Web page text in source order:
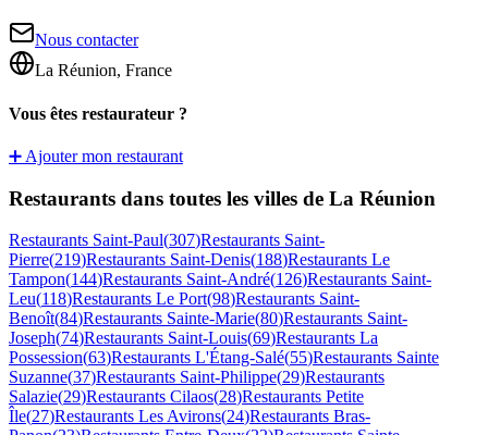
Nous contacter
La Réunion, France
Vous êtes restaurateur ?
➕ Ajouter mon restaurant
Restaurants dans toutes les villes de La Réunion
Restaurants Saint-Paul(307)Restaurants Saint-
Pierre(219)Restaurants Saint-Denis(188)Restaurants Le
Tampon(144)Restaurants Saint-André(126)Restaurants Saint-
Leu(118)Restaurants Le Port(98)Restaurants Saint-
Benoît(84)Restaurants Sainte-Marie(80)Restaurants Saint-
Joseph(74)Restaurants Saint-Louis(69)Restaurants La
Possession(63)Restaurants L'Étang-Salé(55)Restaurants Sainte
Suzanne(37)Restaurants Saint-Philippe(29)Restaurants
Salazie(29)Restaurants Cilaos(28)Restaurants Petite
Île(27)Restaurants Les Avirons(24)Restaurants Bras-